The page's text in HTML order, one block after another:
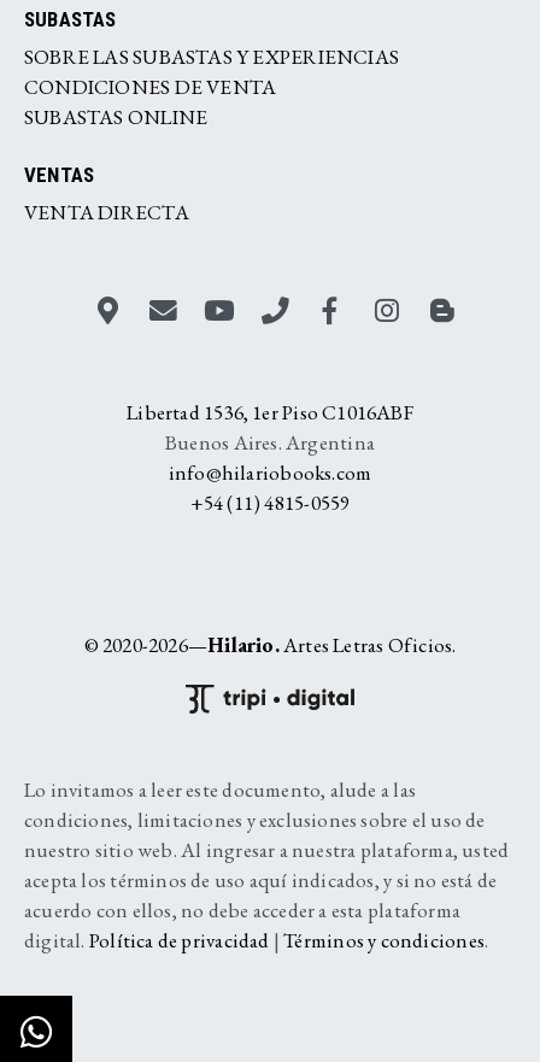
SUBASTAS
SOBRE LAS SUBASTAS Y EXPERIENCIAS
CONDICIONES DE VENTA
SUBASTAS ONLINE
VENTAS
VENTA DIRECTA
Libertad 1536, 1er Piso C1016ABF
Buenos Aires. Argentina
info@hilariobooks.com
+54 (11) 4815-0559
© 2020-2026—Hilario.Artes Letras Oficios.
Lo invitamos a leer este documento, alude a las
condiciones, limitaciones y exclusiones sobre el uso de
nuestro sitio web. Al ingresar a nuestra plataforma, usted
acepta los términos de uso aquí indicados, y si no está de
acuerdo con ellos, no debe acceder a esta plataforma
digital. Política de privacidad |Términos y condiciones.